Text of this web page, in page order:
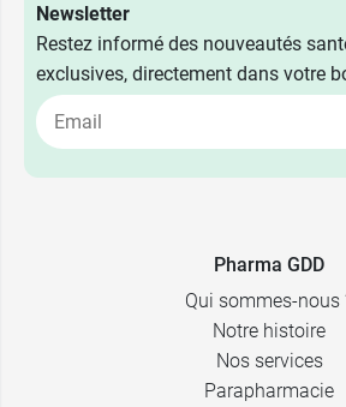
Newsletter
Restez informé des nouveautés
exclusives, directement dans votre
Pharma GDD
Qui sommes-nous
Notre histoire
Nos services
Parapharmacie